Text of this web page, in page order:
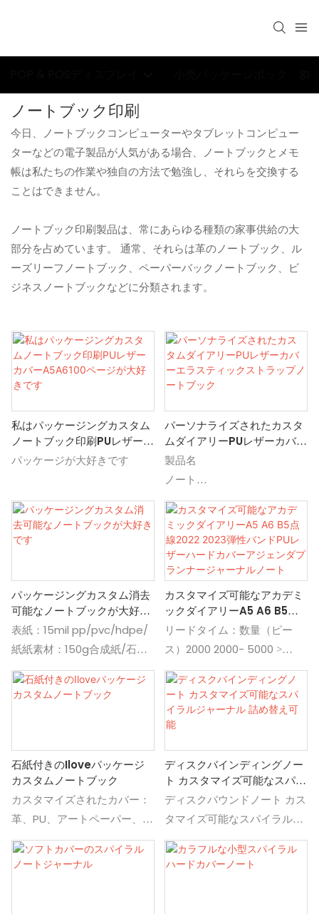
ノートブック印刷
今日、ノートブックコンピューターやタブレットコンピュー
ターなどの電子製品が人気がある場合、ノートブックとメモ
帳は私たちの作業や独自の方法で勉強し、それらを交換する
ことはできません。
ノートブック印刷製品は、常にあらゆる種類の家事供給の大
部分を占めています。 通常、それらは革のノートブック、ル
ーズリーフノートブック、ペーパーバックノートブック、ビ
ジネスノートブックなどに分類されます。
私はパッケージングカスタム
ノートブック印刷PUレザーカ
バーA5A6100ページが大好き
パッケージが大好きです
パーソナライズされたカスタ
ムダイアリーPUレザーカバー
エラスティックストラップノ
ートブック
製品名
ノート
カテゴリ
紙ノートブック; PUノートブ
ック、カスタムノートブッ
ク、お土産紙ノートブック、
プロモーションペーパーノー
ト、卸売ノートブックペーパ
ー
サイズ
a7; a6; a5; a4
材料
紙; pu
ロゴ印刷
累積フルカラーCMYK印刷、
優れた色のマッチング！
使用法
お土産、プロモーション、広
告、シュール、オフィス、個
人使用など。
アドバンテージ
プロのデザイナー、経験豊富
パッケージングカスタム消去
可能なノートブックが大好き
です
表紙：15mil pp/pvc/hdpe/
紙紙素材：150g合成紙/石の
紙custom：材料、ページセ
ット：ノート+消去可能なペ
カスタマイズ可能なアカデミ
ックダイアリーA5 A6 B5点
線2022 2023弾性バンドPU
レザーハードカバーアジェン
ダプランナージャーナルノー
ト
リードタイム：数量（ピー
ス）2000 2000- 5000 >
5000リードタイム（日）15
20交渉されるカスタマイズ：
カスタマイズされたロゴ
（Min。 100個を注文）カスタ
（Min。 100個を注文）グラフ
ィックカスタマイズ（Min。
100個注文）配送：Express、
海洋貨物、土地貨物、航空貨
物
石紙付きのIloveパッケージ
カスタムノートブック
カスタマイズされたカバー：
革、PU、アートペーパー、カ
ード、PVCなど。 カスタマイ
ズされた内側ページ：石用
ディスクバインディングノー
ト カスタマイズ可能なスパイ
ラルジャーナル 詰め替え可能
ディスクバウンドノート カス
タマイズ可能なスパイラルジ
ャーナル 詰め替え可能、ディ
スクバウンドノート カスタマ